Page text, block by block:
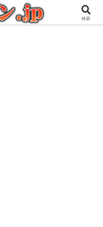
の愉快な日々を綴るブログ
検索